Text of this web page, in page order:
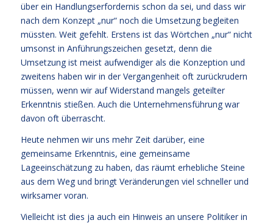
über ein Handlungserfordernis schon da sei, und dass wir
nach dem Konzept „nur“ noch die Umsetzung begleiten
müssten. Weit gefehlt. Erstens ist das Wörtchen „nur“ nicht
umsonst in Anführungszeichen gesetzt, denn die
Umsetzung ist meist aufwendiger als die Konzeption und
zweitens haben wir in der Vergangenheit oft zurückrudern
müssen, wenn wir auf Widerstand mangels geteilter
Erkenntnis stießen. Auch die Unternehmensführung war
davon oft überrascht.
Heute nehmen wir uns mehr Zeit darüber, eine
gemeinsame Erkenntnis, eine gemeinsame
Lageeinschätzung zu haben, das räumt erhebliche Steine
aus dem Weg und bringt Veränderungen viel schneller und
wirksamer voran.
Vielleicht ist dies ja auch ein Hinweis an unsere Politiker in